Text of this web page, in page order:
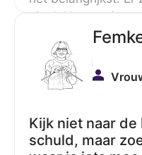
niet lukken en je
eigenwaarde in
aandacht aan wat
bewust blijft van
succesjes. Wees
Kijk niet naar
schuld, maar